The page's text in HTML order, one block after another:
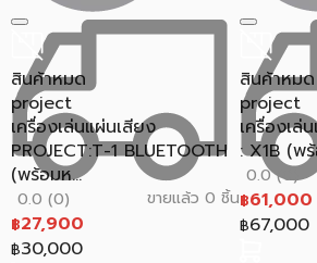
สินค้าหมด
project
เครื่องเล่นแผ่นเสียง
PROJECT:T-1 BLUETOOTH
(พร้อมห...
0.0 (0) ขายแล้ว 0 ชิ้น
฿27,900
฿30,000
สินค้าหมด
project
เครื่องเล่
: X1B (พ
0.0 (0)
฿61,000
฿67,000